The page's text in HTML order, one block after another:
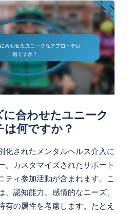
合わせたユニーク
何ですか？
化されたメンタルヘルス介入に
、カスタマイズされたサポート
ティ参加活動が含まれます。こ
、認知能力、感情的なニーズ、
有の属性を考慮します。たとえ